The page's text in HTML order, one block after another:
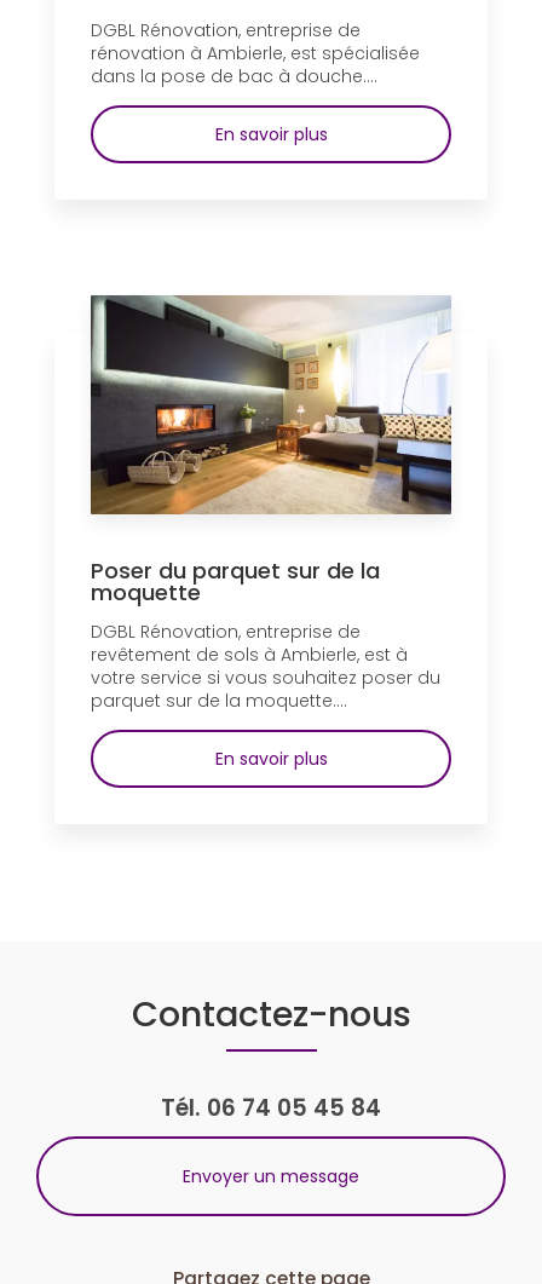
DGBL Rénovation, entreprise de
rénovation à Ambierle, est spécialisée
dans la pose de bac à douche....
En savoir plus
Poser du parquet sur de la
moquette
DGBL Rénovation, entreprise de
revêtement de sols à Ambierle, est à
votre service si vous souhaitez poser du
parquet sur de la moquette....
En savoir plus
Contactez-nous
Tél. 06 74 05 45 84
Envoyer un message
Partagez cette page